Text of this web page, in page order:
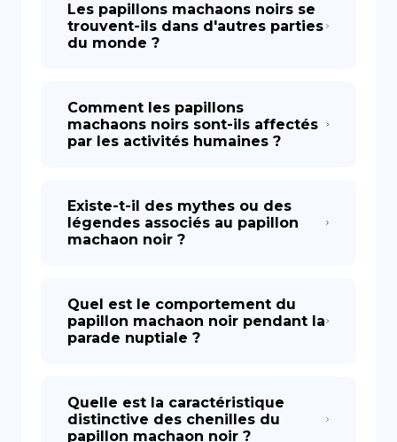
Les papillons machaons noirs se
trouvent-ils dans d'autres parties
du monde ?
Comment les papillons
machaons noirs sont-ils affectés
par les activités humaines ?
Existe-t-il des mythes ou des
légendes associés au papillon
machaon noir ?
Quel est le comportement du
papillon machaon noir pendant la
parade nuptiale ?
Quelle est la caractéristique
distinctive des chenilles du
papillon machaon noir ?